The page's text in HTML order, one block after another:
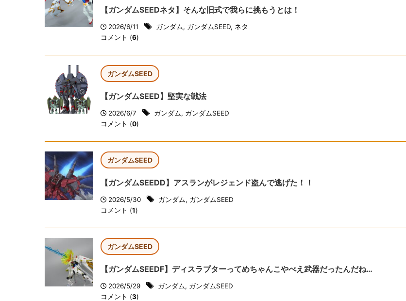
【ガンダムSEEDネタ】そんな旧式で我らに挑もうとは！
2026/6/11 ガンダム, ガンダムSEED, ネタ
コメント (6)
ガンダムSEED
【ガンダムSEED】堅実な戦法
2026/6/7 ガンダム, ガンダムSEED
コメント (0)
ガンダムSEED
【ガンダムSEEDD】アスランがレジェンド盗んで逃げた！！
2026/5/30 ガンダム, ガンダムSEED
コメント (1)
ガンダムSEED
【ガンダムSEEDF】ディスラプターってめちゃんこやべえ武器だったんだね…
2026/5/29 ガンダム, ガンダムSEED
コメント (3)